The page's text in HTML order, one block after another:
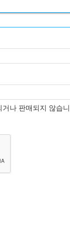
나 판매되지 않습